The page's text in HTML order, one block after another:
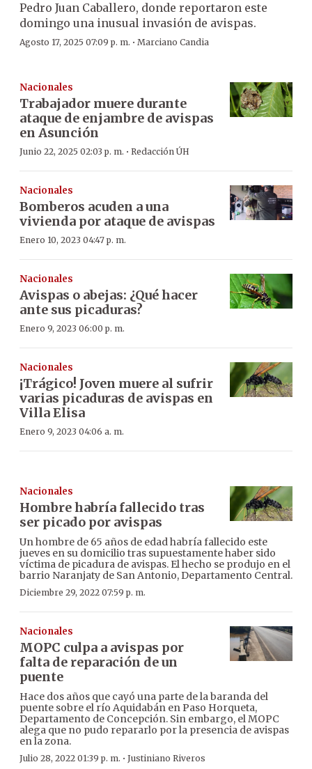
Pedro Juan Caballero, donde reportaron este
domingo una inusual invasión de avispas.
Agosto 17, 2025 07:09 p. m. · Marciano Candia
Nacionales
Trabajador muere durante
ataque de enjambre de avispas
en Asunción
Junio 22, 2025 02:03 p. m. · Redacción ÚH
Nacionales
Bomberos acuden a una
vivienda por ataque de avispas
Enero 10, 2023 04:47 p. m.
Nacionales
Avispas o abejas: ¿Qué hacer
ante sus picaduras?
Enero 9, 2023 06:00 p. m.
Nacionales
¡Trágico! Joven muere al sufrir
varias picaduras de avispas en
Villa Elisa
Enero 9, 2023 04:06 a. m.
Nacionales
Hombre habría fallecido tras
ser picado por avispas
Un hombre de 65 años de edad habría fallecido este
jueves en su domicilio tras supuestamente haber sido
víctima de picadura de avispas. El hecho se produjo en el
barrio Naranjaty de San Antonio, Departamento Central.
Diciembre 29, 2022 07:59 p. m.
Nacionales
MOPC culpa a avispas por
falta de reparación de un
puente
Hace dos años que cayó una parte de la baranda del
puente sobre el río Aquidabán en Paso Horqueta,
Departamento de Concepción. Sin embargo, el MOPC
alega que no pudo repararlo por la presencia de avispas
en la zona.
Julio 28, 2022 01:39 p. m. · Justiniano Riveros